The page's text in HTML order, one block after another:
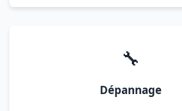
🔧
Dépannage